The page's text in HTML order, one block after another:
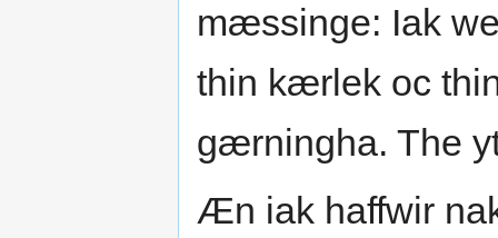
mæssinge: Iak
thin kærlek oc
gærningha. The
Æn iak haffwir